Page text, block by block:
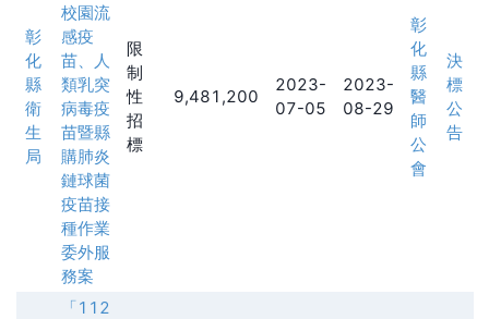
彰
化
縣
衛
生
局
校園流
感疫
苗、人
類乳突
病毒疫
苗暨縣
購肺炎
鏈球菌
疫苗接
種作業
委外服
務案
限
制
性
招
標
9,481,200
2023-
07-05
2023-
08-29
彰
化
縣
醫
師
公
會
決
標
公
告
「112